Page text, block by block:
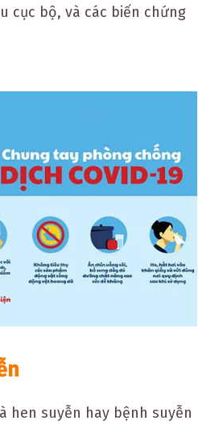
cục bộ, và các biến chứng
hen suyễn hay bệnh suyễn